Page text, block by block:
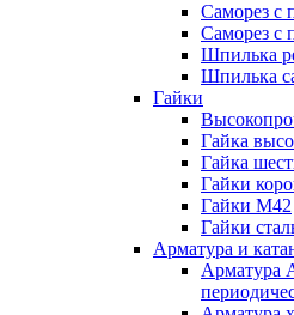
Саморез с
Саморез с
Шпилька
Шпилька
Гайки
Гайка
Гайка
Гайки
Гайки М42
Гайки
Арматура и
Арматура